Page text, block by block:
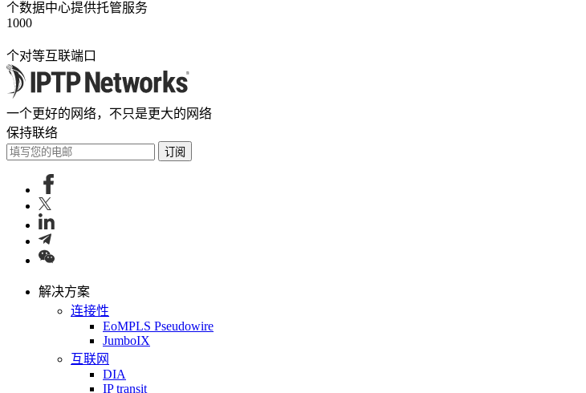
个数据中心提供托管服务
1000
个对等互联端口
一个更好的网络，不只是更大的网络
保持联络
订阅
解决方案
连接性
EoMPLS Pseudowire
JumboIX
互联网
DIA
IP transit